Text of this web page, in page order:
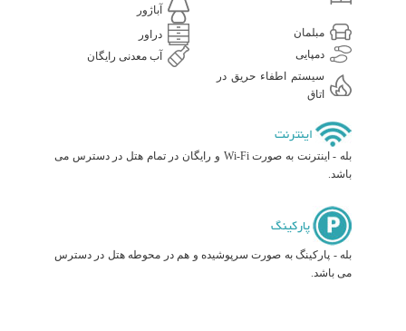
آباژور
مبلمان
دراور
دمپایی
آب معدنی رایگان
سیستم اطفاء حریق در
اتاق
اینترنت
بله - اینترنت به صورت Wi-Fi و رایگان در تمام هتل در دسترس می
باشد.
پارکینگ
بله - پارکینگ به صورت سرپوشیده و هم در محوطه هتل در دسترس
می باشد.